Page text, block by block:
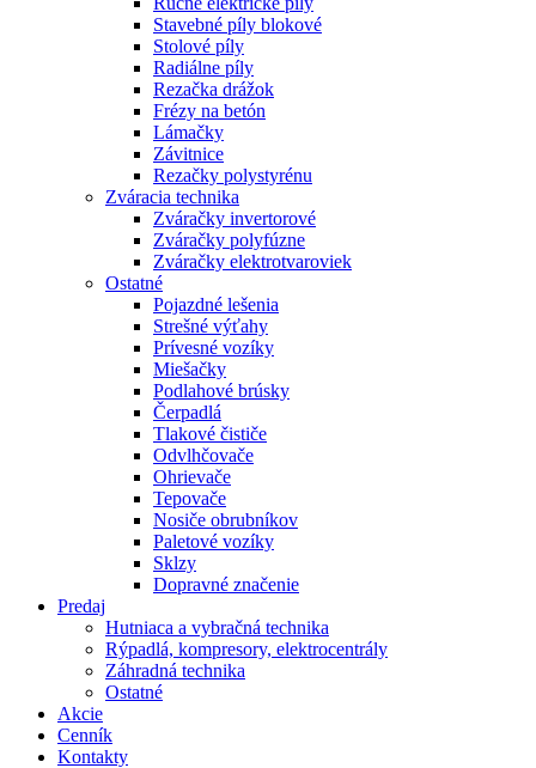
Stavebné píly blokové
Stolové píly
Radiálne píly
Rezačka drážok
Frézy na betón
Lámačky
Závitnice
Rezačky polystyrénu
Zváracia technika
Zváračky invertorové
Zváračky polyfúzne
Zváračky elektrotvaroviek
Ostatné
Pojazdné lešenia
Strešné výťahy
Prívesné vozíky
Miešačky
Podlahové brúsky
Čerpadlá
Tlakové čističe
Odvlhčovače
Ohrievače
Tepovače
Nosiče obrubníkov
Paletové vozíky
Sklzy
Dopravné značenie
Predaj
Hutniaca a vybračná technika
Rýpadlá, kompresory, elektrocentrály
Záhradná technika
Ostatné
Akcie
Cenník
Kontakty